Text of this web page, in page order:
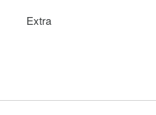
Extra
Extra